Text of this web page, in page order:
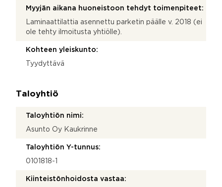
Myyjän aikana huoneistoon tehdyt toimenpiteet:
Laminaattilattia asennettu parketin päälle v. 2018 (ei
ole tehty ilmoitusta yhtiölle).
Kohteen yleiskunto:
Tyydyttävä
Taloyhtiö
Taloyhtiön nimi:
Asunto Oy Kaukrinne
Taloyhtiön Y-tunnus:
0101818-1
Kiinteistönhoidosta vastaa: